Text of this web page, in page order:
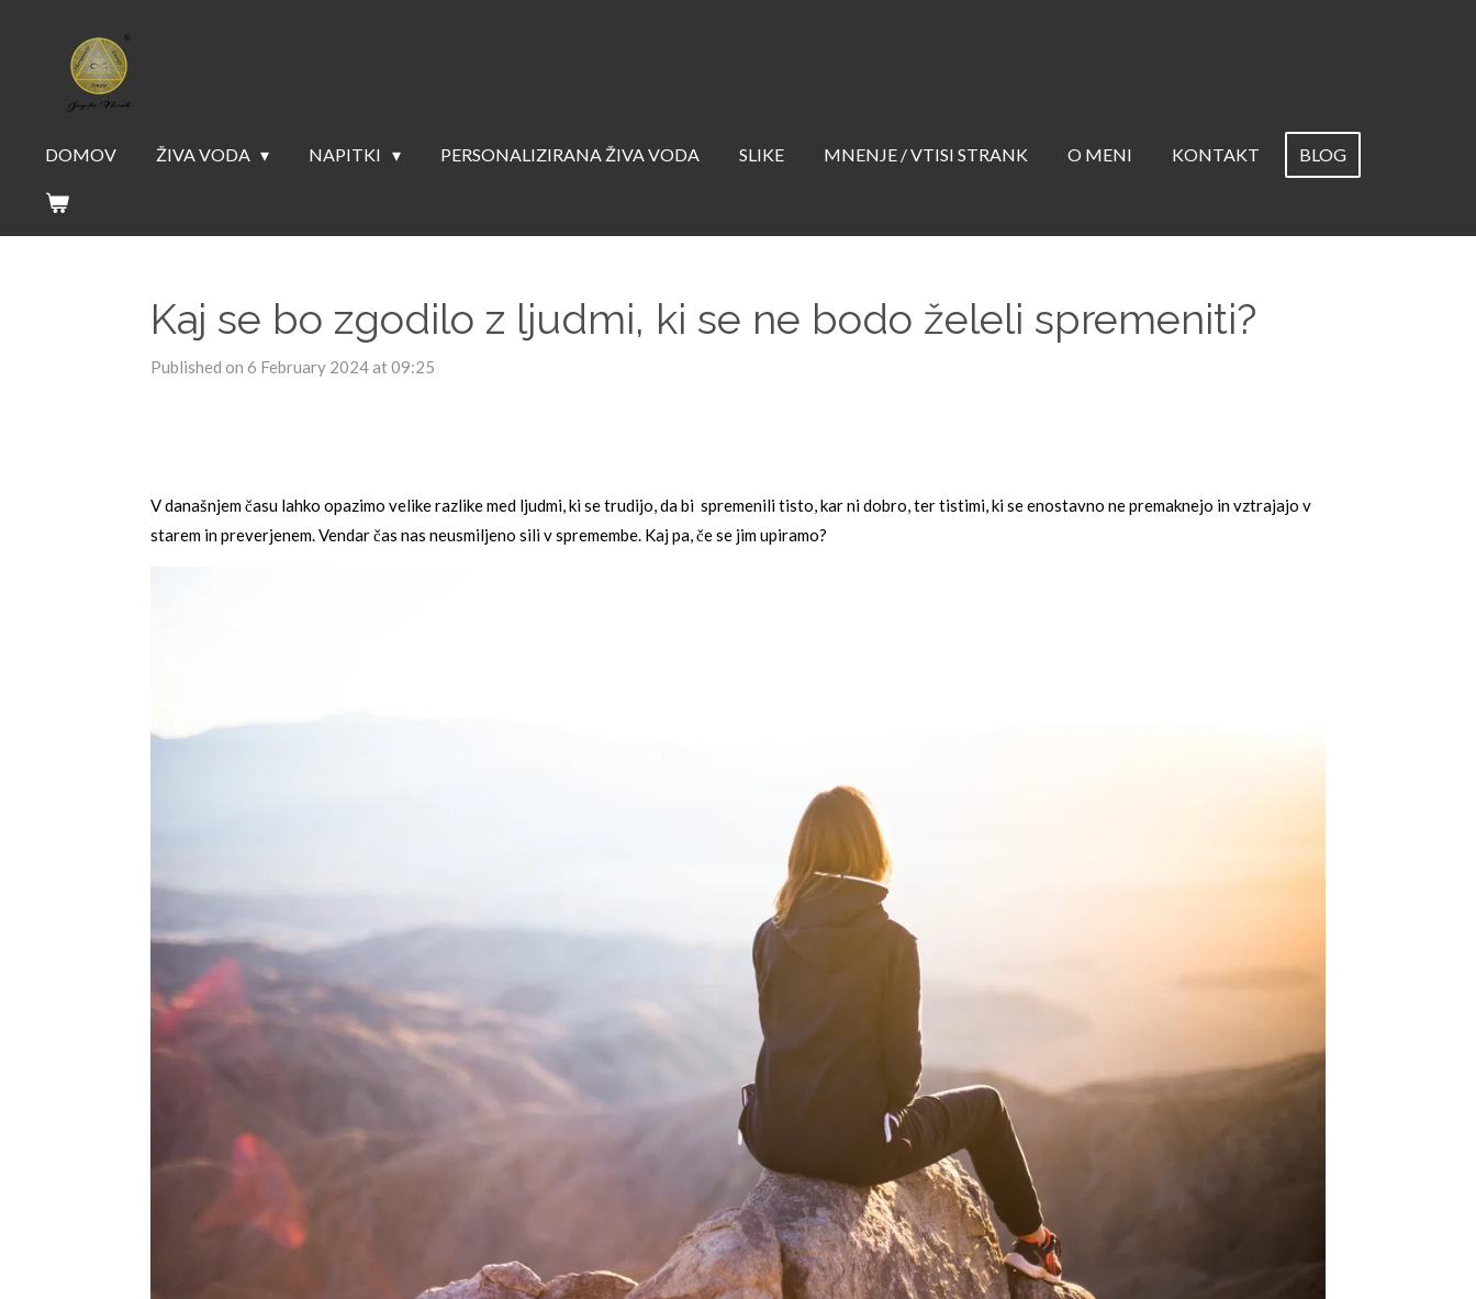
content
DOMOV ŽIVA VODA NAPITKI PERSONALIZIRANA ŽIVA VODA SLIKE MNENJE / VTISI STRANK O MENI KONTAKT BLOG
Kaj se bo zgodilo z ljudmi, ki se ne bodo želeli spremeniti?
Published on 6 February 2024 at 09:25
V današnjem času lahko opazimo velike razlike med ljudmi, ki se trudijo, da bi spremenili tisto, kar ni dobro, ter tistimi, ki se enostavno ne premaknejo in vztrajajo v
starem in preverjenem. Vendar čas nas neusmiljeno sili v spremembe. Kaj pa, če se jim upiramo?